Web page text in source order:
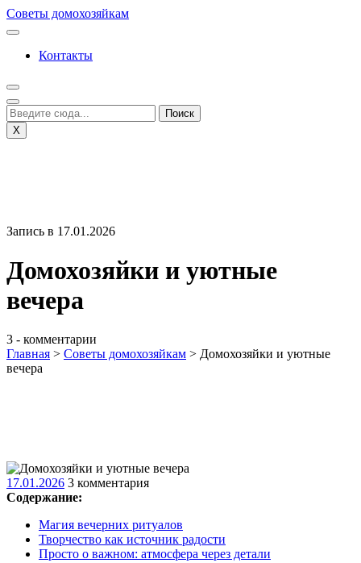
Перейти
к
Советы домохозяйкам
Контакты
X
Запись в 17.01.2026
Домохозяйки и уютные
вечера
3 - комментарии
Главная > Советы домохозяйкам > Домохозяйки и уютные
вечера
17.01.202617.01.2026
3 комментария
Содержание:
Магия вечерних ритуалов
Творчество как источник радости
Просто о важном: атмосфера через детали